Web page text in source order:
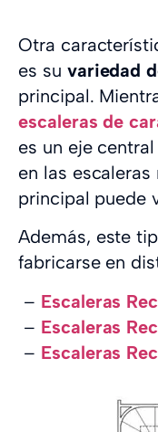
Otra
es su variedad
principal.
escaleras de
es un eje
en las
principal puede
Además, este
fabricarse en
– Escaleras
– Escaleras
– Escaleras